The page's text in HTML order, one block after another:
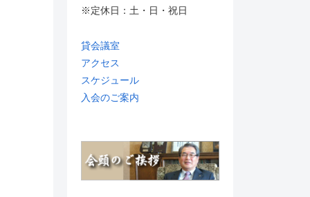
※定休日：土・日・祝日
貸会議室
アクセス
スケジュール
入会のご案内